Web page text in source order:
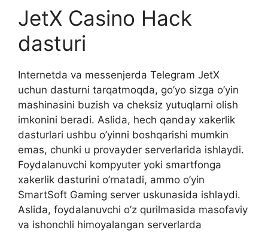
JetX Casino Hack
dasturi
Internetda va messenjerda Telegram JetX
uchun dasturni tarqatmoqda, go’yo sizga o’yin
mashinasini buzish va cheksiz yutuqlarni olish
imkonini beradi. Aslida, hech qanday xakerlik
dasturlari ushbu o’yinni boshqarishi mumkin
emas, chunki u provayder serverlarida ishlaydi.
Foydalanuvchi kompyuter yoki smartfonga
xakerlik dasturini o’rnatadi, ammo o’yin
SmartSoft Gaming server uskunasida ishlaydi.
Aslida, foydalanuvchi o’z qurilmasida masofaviy
va ishonchli himoyalangan serverlarda